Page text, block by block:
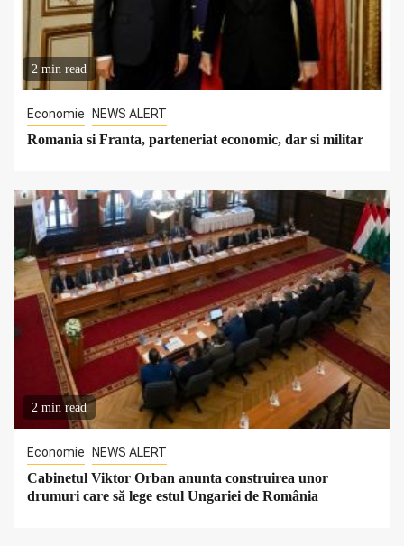
2 min read
Economie NEWS ALERT
Romania si Franta, parteneriat economic, dar si militar
2 min read
Economie NEWS ALERT
Cabinetul Viktor Orban anunta construirea unor
drumuri care să lege estul Ungariei de România